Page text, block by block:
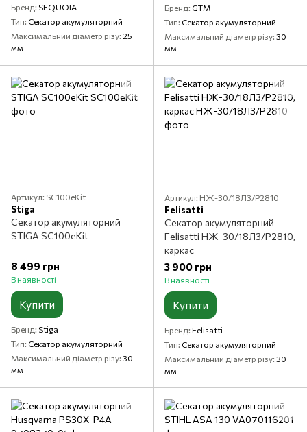
Бренд SEQUOIA
Тип Секатор акумуляторний
Максимальний діаметр різу 25
мм
Бренд GTM
Тип Секатор акумуляторний
Максимальний діаметр різу 30
мм
Артикул: SC100eKit
Stiga
Секатор акумуляторний
STIGA SC100eKit
8 499 грн
В наявності
Купити
Бренд Stiga
Тип Секатор акумуляторний
Максимальний діаметр різу 30
мм
Артикул: НЖ-30/18Л3/P2810
Felisatti
Секатор акумуляторний
Felisatti НЖ-30/18Л3/P2810,
каркас
3 900 грн
В наявності
Купити
Бренд Felisatti
Тип Секатор акумуляторний
Максимальний діаметр різу 30
мм